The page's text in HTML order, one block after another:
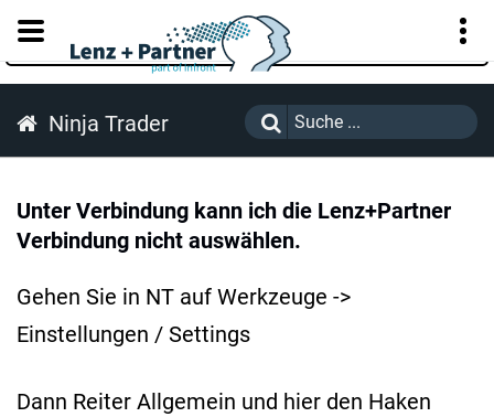
KUNDENPORTAL
Ninja Trader
Unter Verbindung kann ich die Lenz+Partner
Verbindung nicht auswählen.
Gehen Sie in NT auf Werkzeuge ->
Einstellungen / Settings
Dann Reiter Allgemein und hier den Haken